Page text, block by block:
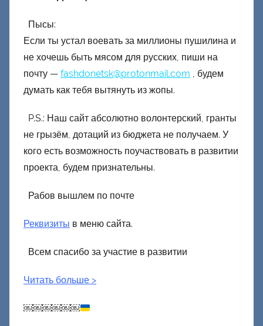
Пысы:
Если ты устал воевать за миллионы пушилина и
не хочешь быть мясом для русских, пиши на
почту — fashdonetsk@protonmail.com , будем
думать как тебя вытянуть из жопы.
P.S.: Наш сайт абсолютно волонтерский, гранты
не грызём, дотаций из бюджета не получаем. У
кого есть возможность поучаствовать в развитии
проекта, будем признательны.
Рабов вышлем по почте
Реквизиты в меню сайта.
Всем спасибо за участие в развитии
Читать больше >
￼￼￼￼￼￼